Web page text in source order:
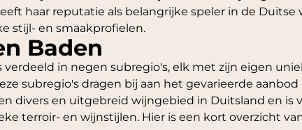
haar reputatie als belangrijke speler in de Duitse
stijl- en smaakprofielen.
Baden
in negen subregio's, elk met zijn eigen
subregio's dragen bij aan het gevarieerde aanbod
divers en uitgebreid wijngebied in Duitsland en is
terroir- en wijnstijlen. Hier is een kort overzicht